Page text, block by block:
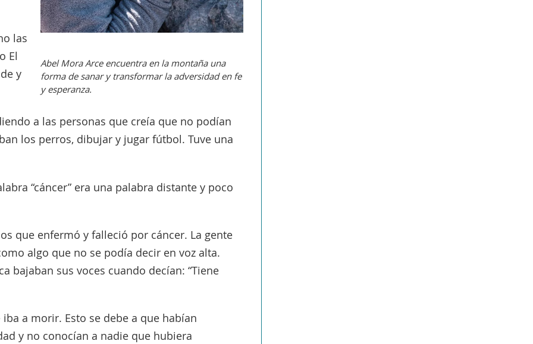
Abel Mora Arce encuentra en la montaña una
forma de sanar y transformar la adversidad en fe
y esperanza.
las
El
y
a las personas que creía que no podían
los perros, dibujar y jugar fútbol. Tuve una
“cáncer” era una palabra distante y poco
que enfermó y falleció por cáncer. La gente
algo que no se podía decir en voz alta.
bajaban sus voces cuando decían: “Tiene
a morir. Esto se debe a que habían
y no conocían a nadie que hubiera